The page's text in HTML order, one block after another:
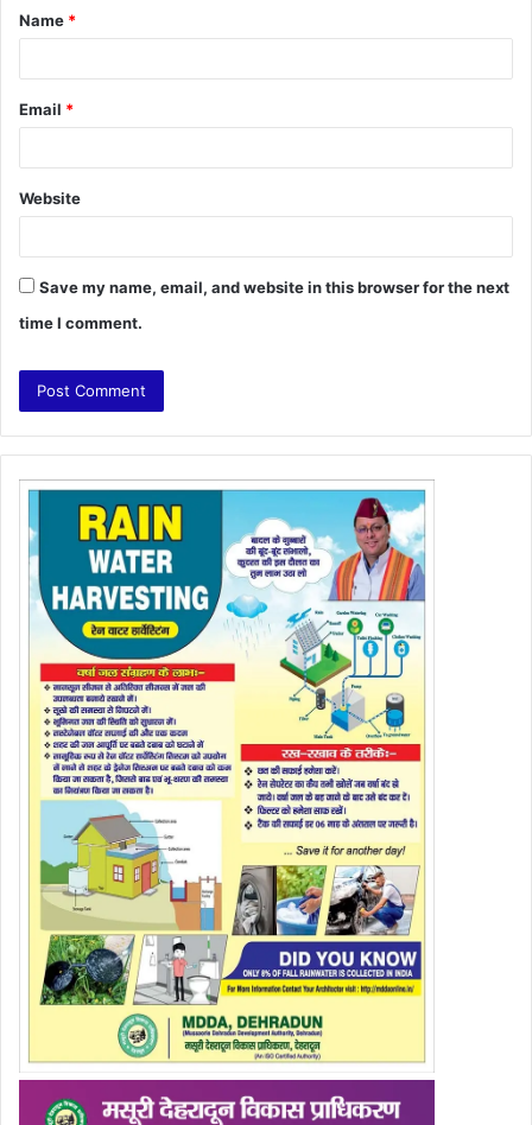
*
Name *
Email *
Website
Save my name, email, and website in this browser for the next
time I comment.